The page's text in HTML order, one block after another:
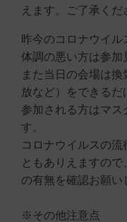
えます。ご了承くだ
昨今のコロナウイル
体調の悪い方は参加
また当日の会場は
放など）をできるだ
参加される方はマス
す。
コロナウイルスの流
ともありえますの
の有無を確認お願い
※その他注意点